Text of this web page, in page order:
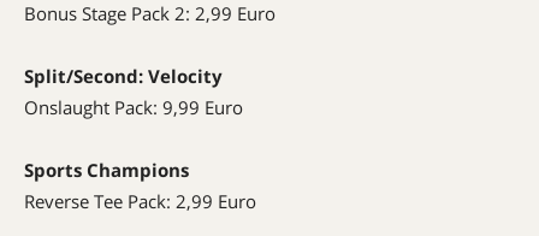
Bonus Stage Pack 2: 2,99 Euro
Split/Second: Velocity
Onslaught Pack: 9,99 Euro
Sports Champions
Reverse Tee Pack: 2,99 Euro